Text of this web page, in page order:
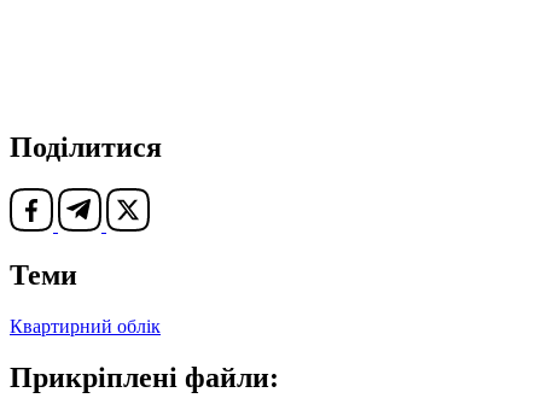
Поділитися
Теми
Квартирний облік
Прикріплені файли: